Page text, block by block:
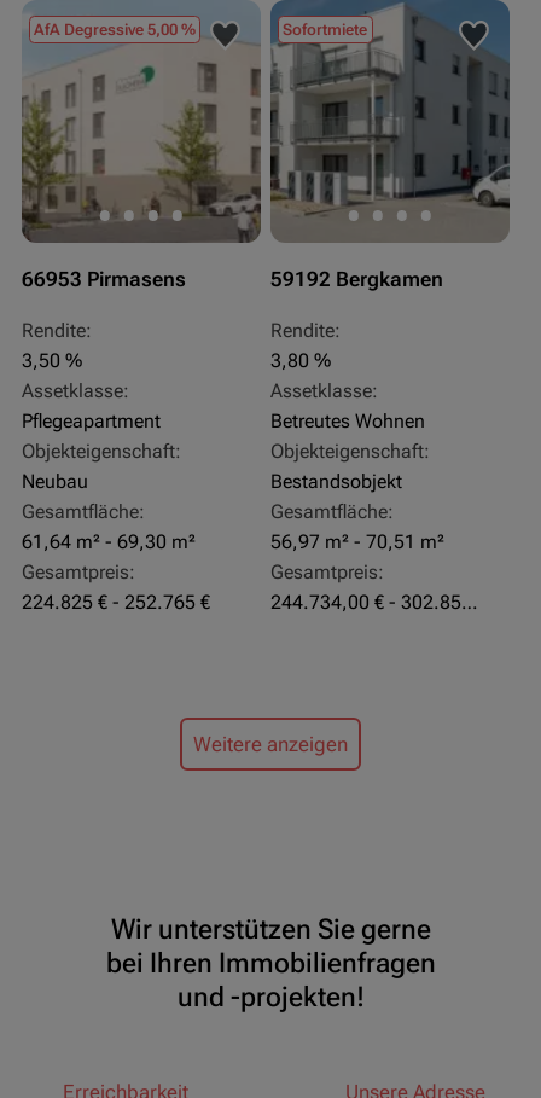
AfA Degressive 5,00 %
66953 Pirmasens
Rendite:
3,50 %
Assetklasse:
Pflegeapartment
Objekteigenschaft:
Neubau
Gesamtfläche:
61,64 m² - 69,30 m²
Gesamtpreis:
224.825 € - 252.765 €
Sofortmiete
59192 Bergkamen
Rendite:
3,80 %
Assetklasse:
Betreutes Wohnen
Objekteigenschaft:
Bestandsobjekt
Gesamtfläche:
56,97 m² - 70,51 m²
Gesamtpreis:
244.734,00 € - 302.855,00 €
Weitere anzeigen
Wir unterstützen Sie gerne
bei Ihren Immobilienfragen
und -projekten!
Erreichbarkeit Unsere Adresse